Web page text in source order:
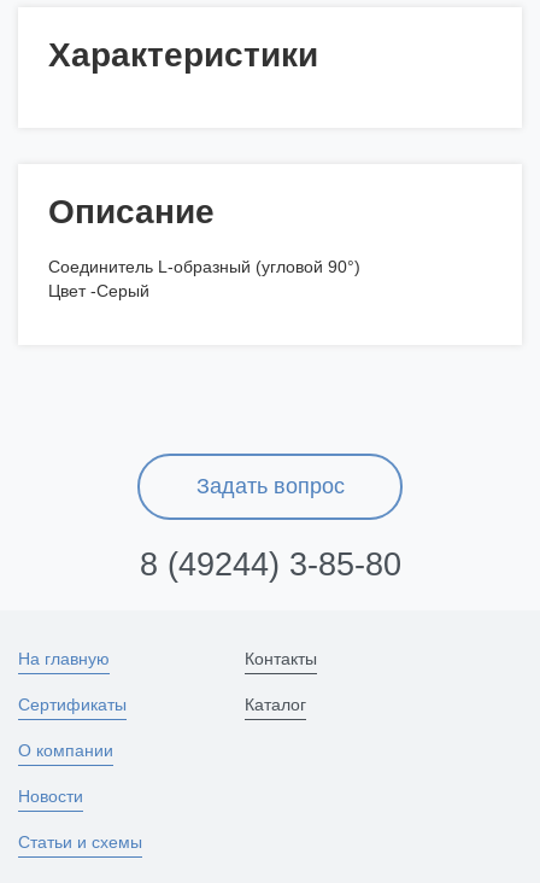
Характеристики
Описание
Соединитель L-образный (угловой 90°)
Цвет -Серый
Задать вопрос
8 (49244) 3-85-80
На главную
Сертификаты
О компании
Новости
Статьи и схемы
Контакты
Каталог